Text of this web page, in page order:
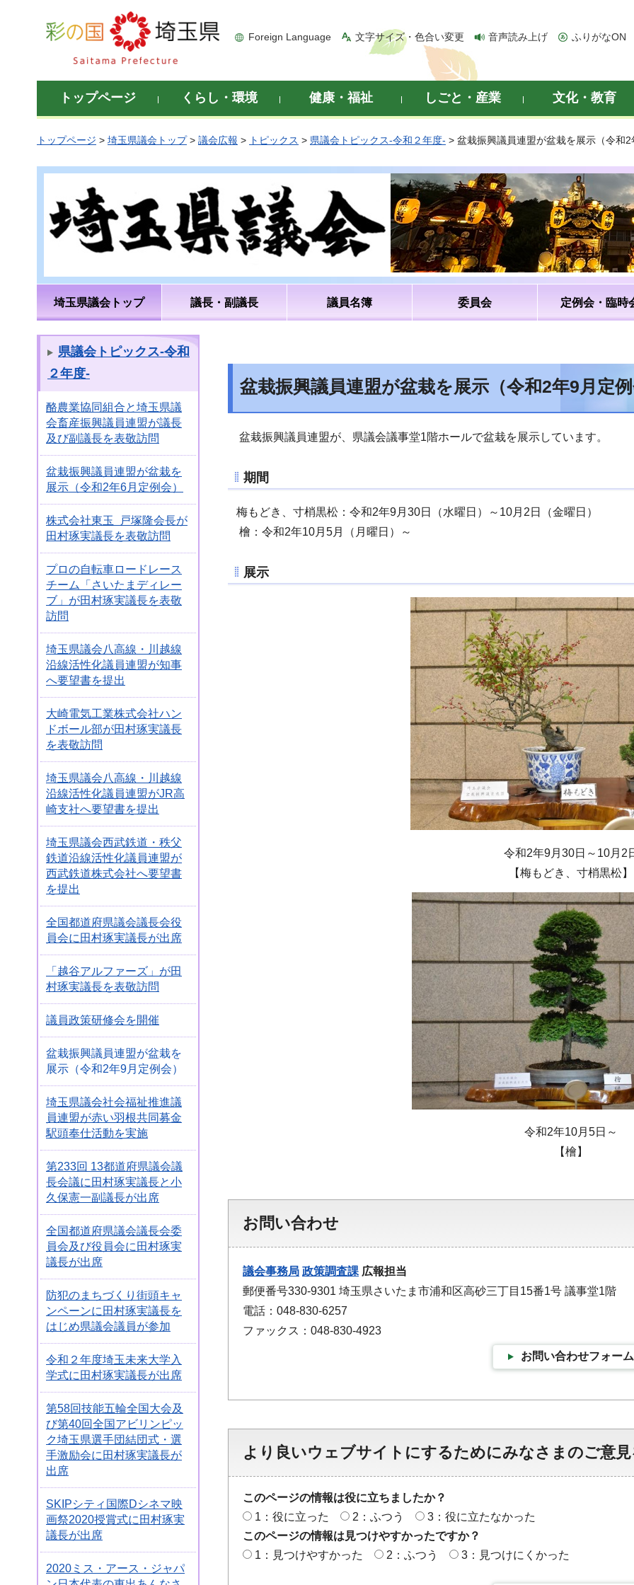
彩の国 埼玉県
Foreign Language 文字サイズ・色合い変更 音声読み上げ ふりがなON
トップページ くらし・環境 健康・福祉 しごと・産業 文化・教育
トップページ > 埼玉県議会トップ> 議会広報 > トピックス > 県議会トピックス-令和２年度- > 盆栽振興議員連盟が盆栽を展示（令和
埼玉県議会トップ 議長・副議長 議員名簿 委員会 定例会・臨時
県議会トピックス-令和
２年度-
酪農業協同組合と埼玉県議
会畜産振興議員連盟が議長
及び副議長を表敬訪問
盆栽振興議員連盟が盆栽を
展示（令和2年6月定例会）
株式会社東玉 戸塚隆会長が
田村琢実議長を表敬訪問
プロの自転車ロードレース
チーム「さいたまディレー
ブ」が田村琢実議長を表敬
訪問
埼玉県議会八高線・川越線
沿線活性化議員連盟が知事
へ要望書を提出
大崎電気工業株式会社ハン
ドボール部が田村琢実議長
を表敬訪問
埼玉県議会八高線・川越線
沿線活性化議員連盟がJR高
崎支社へ要望書を提出
埼玉県議会西武鉄道・秩父
鉄道沿線活性化議員連盟が
西武鉄道株式会社へ要望書
を提出
全国都道府県議会議長会役
員会に田村琢実議長が出席
「越谷アルファーズ」が田
村琢実議長を表敬訪問
議員政策研修会を開催
盆栽振興議員連盟が盆栽を
展示（令和2年9月定例会）
埼玉県議会社会福祉推進議
員連盟が赤い羽根共同募金
駅頭奉仕活動を実施
第233回 13都道府県議会議
長会議に田村琢実議長と小
久保憲一副議長が出席
全国都道府県議会議長会委
員会及び役員会に田村琢実
議長が出席
防犯のまちづくり街頭キャ
ンペーンに田村琢実議長を
はじめ県議会議員が参加
令和２年度埼玉未来大学入
学式に田村琢実議長が出席
第58回技能五輪全国大会及
び第40回全国アビリンピッ
ク埼玉県選手団結団式・選
手激励会に田村琢実議長が
出席
SKIPシティ国際Dシネマ映
画祭2020授賞式に田村琢実
議長が出席
2020ミス・アース・ジャパ
盆栽振興議員連盟が盆栽を展示（令和2年9月定
盆栽振興議員連盟が、県議会議事堂1階ホールで盆栽を展示しています。
期間
梅もどき、寸梢黒松：令和2年9月30日（水曜日）～10月2日（金曜日）
檜：令和2年10月5月（月曜日）～
展示
令和2年9月30日～10月2
【梅もどき、寸梢黒松】
令和2年10月5日～
【檜】
お問い合わせ
議会事務局 政策調査課 広報担当
郵便番号330-9301 埼玉県さいたま市浦和区高砂三丁目15番1号 議事堂1階
電話：048-830-6257
ファックス：048-830-4923
お問い合わせフォーム
より良いウェブサイトにするためにみなさまのご意
このページの情報は役に立ちましたか？
1：役に立った
2：ふつう
3：役に立たなかった
このページの情報は見つけやすかったですか？
1：見つけやすかった
2：ふつう 3：見つけにくかった